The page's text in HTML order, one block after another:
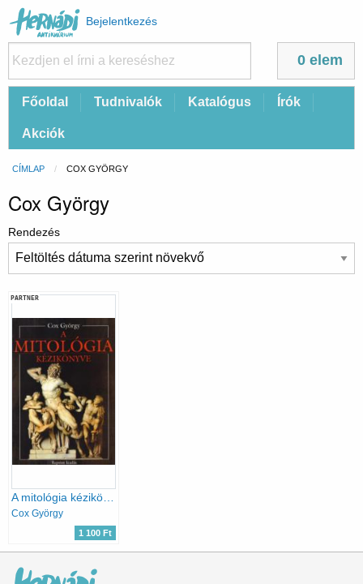
Felhasználói
fiók
menüje
Bejelentkezés
0 elem
FőFőoldal Tudnivalók Katalógus Írók
Akciók
Morzsa
CÍMLAP CURRENT:
COX GYÖRGY
Cox György
Rendezés
PARTNER
Cox György
1 100 Ft